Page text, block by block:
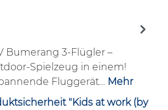
Bumerang 3-Flügler –
Spielzeug in einem!
Fluggerät… Mehr
"Kids at work (by